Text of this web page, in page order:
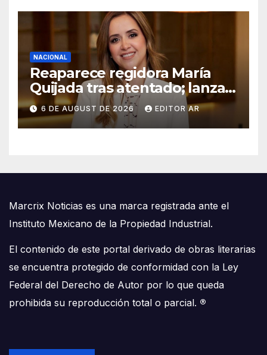
NACIONAL
Reaparece regidora María
Quijada tras atentado; lanza
mensajes contra el miedo
6 DE AUGUST DE 2026 EDITOR AR
Marcrix Noticias es una marca registrada ante el
Instituto Mexicano de la Propiedad Industrial.
El contenido de este portal derivado de obras literarias
se encuentra protegido de conformidad con la Ley
Federal del Derecho de Autor por lo que queda
prohibida su reproducción total o parcial. ®